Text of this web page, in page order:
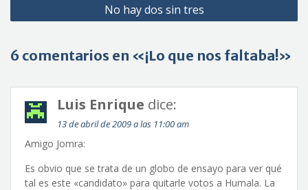
No hay dos sin tres
6 comentarios en «¡Lo que nos faltaba!»
Luis Enrique dice:
13 de abril de 2009 a las 11:00 am
Amigo Jomra:
Es obvio que se trata de un globo de ensayo para ver qué
tal es este «candidato» para quitarle votos a Humala. La